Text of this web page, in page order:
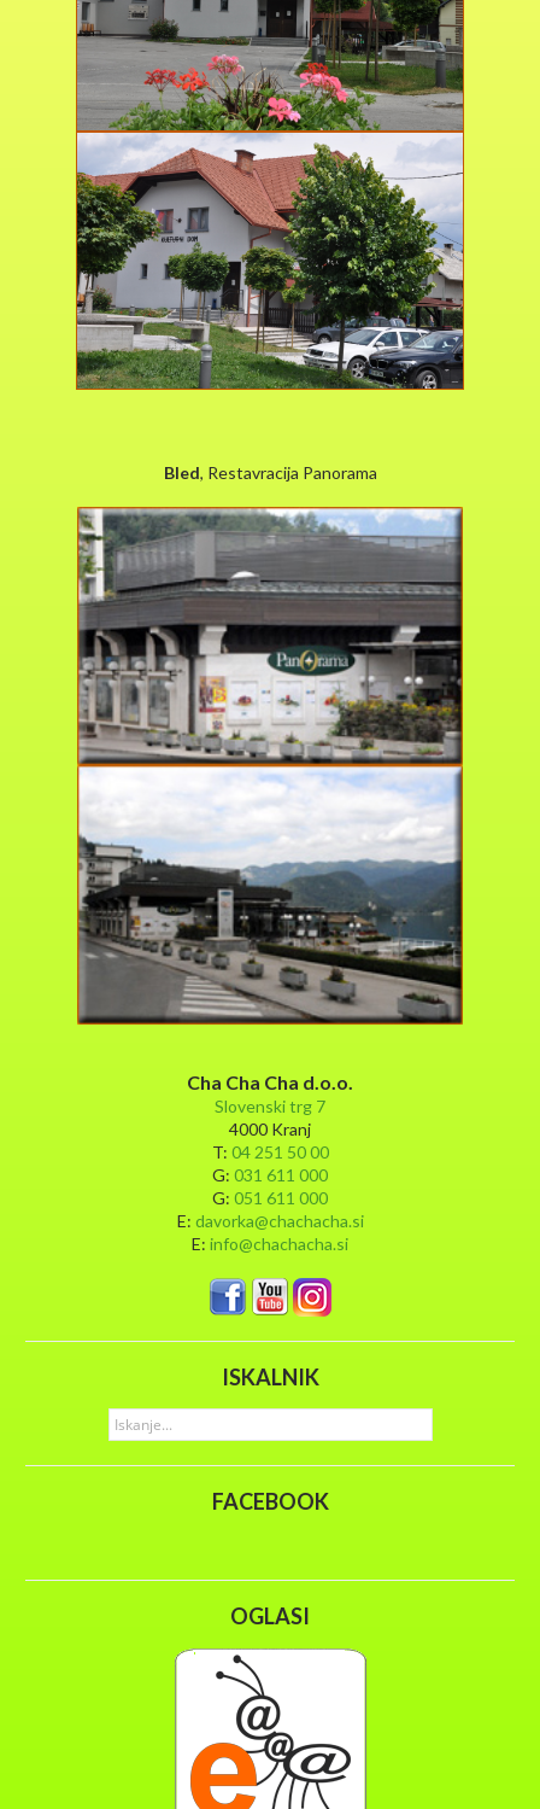
Bled, Restavracija Panorama
Cha Cha Cha d.o.o.
Slovenski trg 7
4000 Kranj
T: 04 251 50 00
G: 031 611 000
G: 051 611 000
E: davorka@chachacha.si
E: info@chachacha.si
ISKALNIK
FACEBOOK
OGLASI